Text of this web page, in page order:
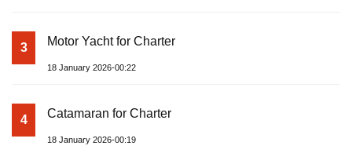
3 Motor Yacht for Charter
18 January 2026-00:22
4 Catamaran for Charter
18 January 2026-00:19